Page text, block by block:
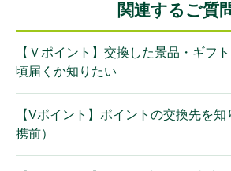
関連するご質
【Ｖポイント】交換した景品・ギフ
頃届くか知りたい
【Vポイント】ポイントの交換先を
携前）